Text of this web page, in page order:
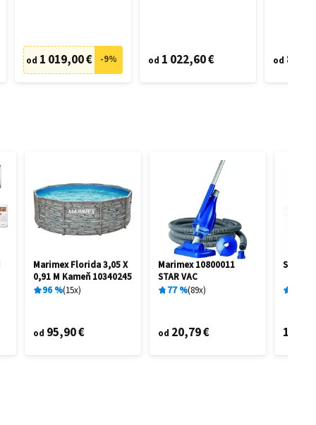
od 1 019,00 € -9% od 1 022,60 € od
Marimex Florida 3,05 X
0,91 M Kameň 10340245
96 % 15x
od 95,90 €
Marimex 10800011
STAR VAC
77% 89x
od 20,79 €
Sencor